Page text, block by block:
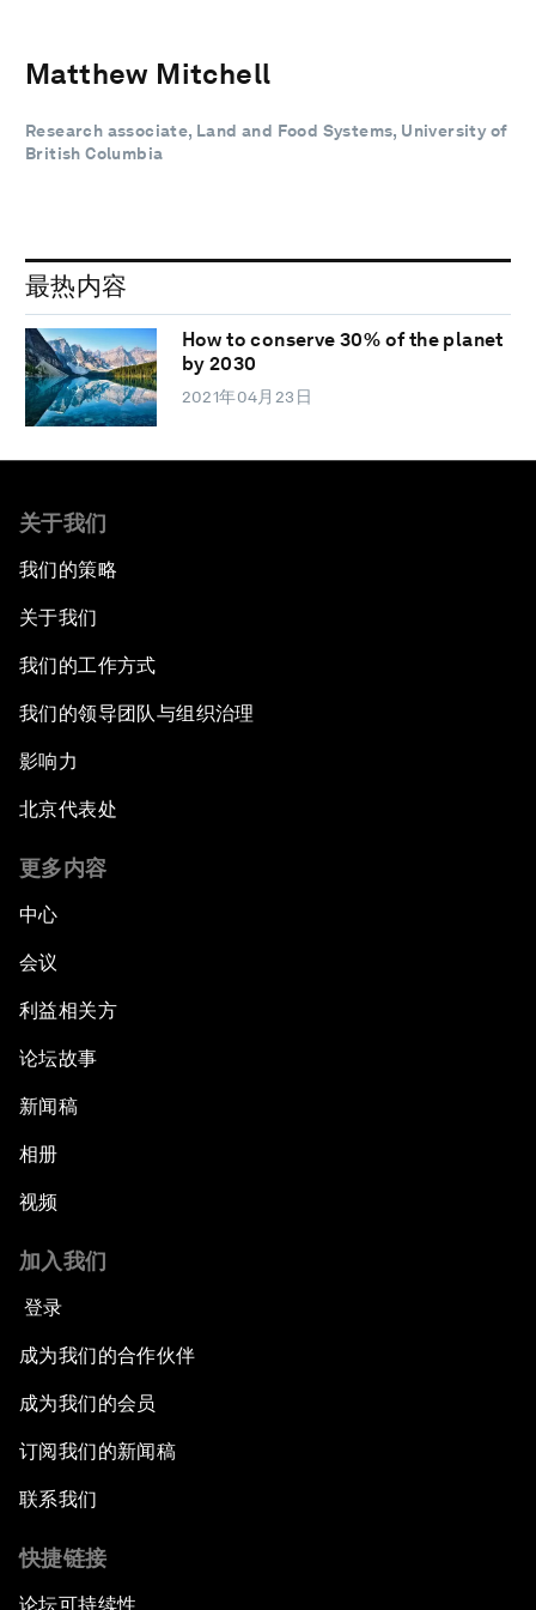
Matthew Mitchell
Research associate, Land and Food Systems, University of
British Columbia
最热内容
How to conserve 30% of the planet
by 2030
2021年04月23日
关于我们
我们的策略
关于我们
我们的工作方式
我们的领导团队与组织治理
影响力
北京代表处
更多内容
中心
会议
利益相关方
论坛故事
新闻稿
相册
视频
加入我们
登录
成为我们的合作伙伴
成为我们的会员
订阅我们的新闻稿
联系我们
快捷链接
论坛可持续性